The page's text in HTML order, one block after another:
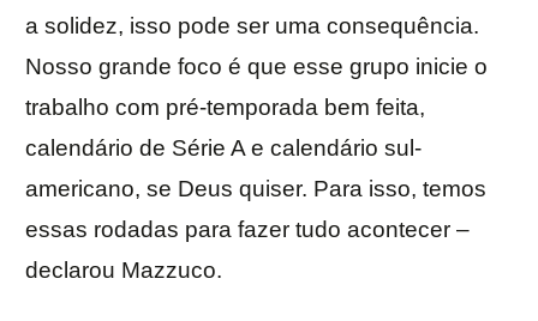
a solidez, isso pode ser uma consequência.
Nosso grande foco é que esse grupo inicie o
trabalho com pré-temporada bem feita,
calendário de Série A e calendário sul-
americano, se Deus quiser. Para isso, temos
essas rodadas para fazer tudo acontecer –
declarou Mazzuco.